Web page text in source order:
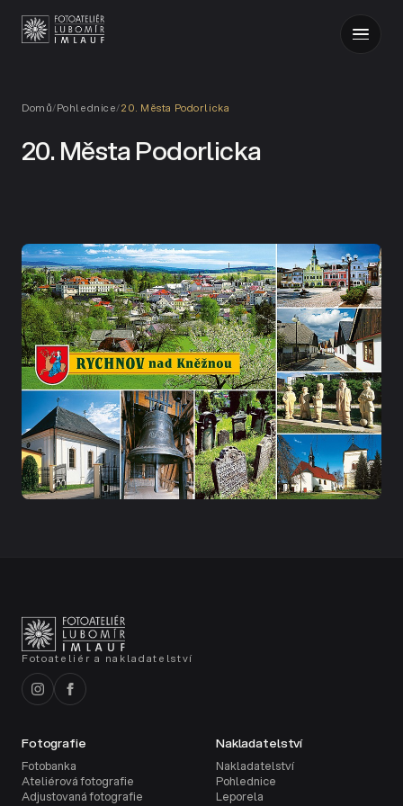
Domů/Pohlednice/20. Města Podorlicka
20. Města Podorlicka
Fotoateliér a nakladatelství
Fotografie
Fotobanka
Ateliérová fotografie
Adjustovaná fotografie
Nakladatelství
Nakladatelství
Pohlednice
Leporela